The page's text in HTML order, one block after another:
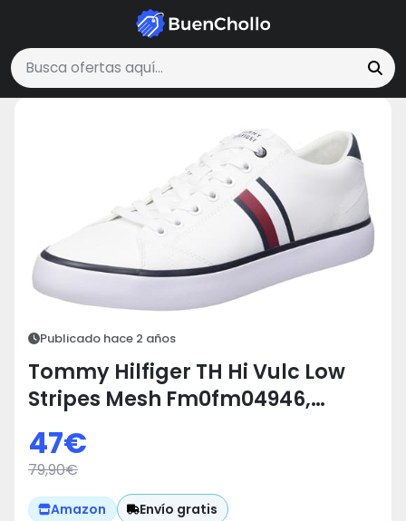
Buscar ofertas
Moda y AccesoriosTommy Hilfiger TH Hi Vulc Low Stripes Mesh
Publicado hace 2 años
Tommy Hilfiger TH Hi Vulc Low
Stripes Mesh Fm0fm04946,
Zapatillas Hombre, Blanco, 43 EU
47€
79,90€
Amazon Envío gratis